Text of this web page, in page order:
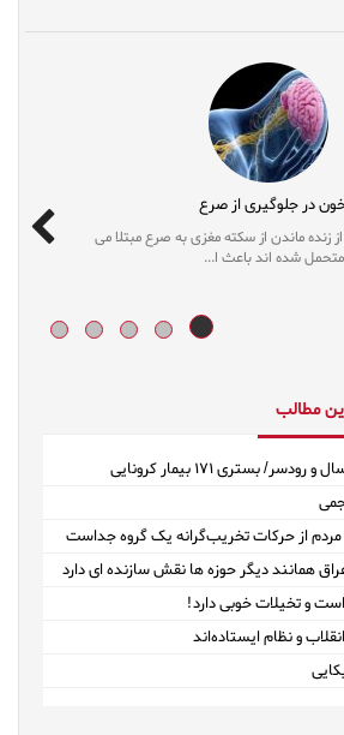
اثر داروی فشار خون در جلوگیری از صرع
برخی از افراد پس از زنده ماندن از سکته مغزی
شوند، زیرا آسیبی که متحمل شده اند باعث ا...
مطالب
بستری ۱۷۱ بیمار کرونایی
مردم از حرکات تخریب‌گرانه یک گروه جداست
همانند دیگر حوزه ها نقش سازنده ای دارد
و تخیلات خوبی دارد!
و نظام ایستاده‌اند